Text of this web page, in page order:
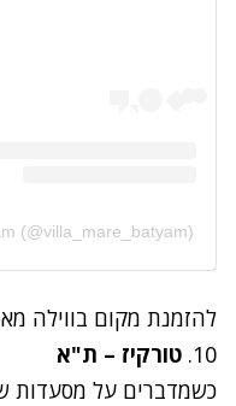
(@villa_mare_batyam)
להזמנת מקום בווילה
10. טורקיז – ת"א
כשמדברים על מסעדות